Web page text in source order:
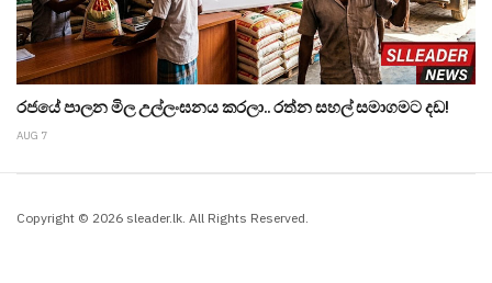
රජයේ පාලන මිල උල්ලංඝනය කරලා.. රත්න සහල් සමාගමට දඩ!
AUG 7
Copyright © 2026 sleader.lk. All Rights Reserved.